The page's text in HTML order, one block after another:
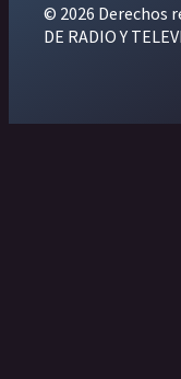
© 2026 Derechos
DE RADIO Y